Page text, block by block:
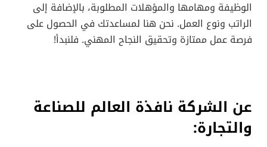
الوظيفة ومهامها والمؤهلات المطلوبة، بالإضافة إلى
الراتب ونوع العمل. نحن هنا لمساعدتك في الحصول على
فرصة عمل ممتازة وتحقيق النجاح المهني. فلنبدأ!
عن الشركة نافذة العالم للصناعة
والتجارة: